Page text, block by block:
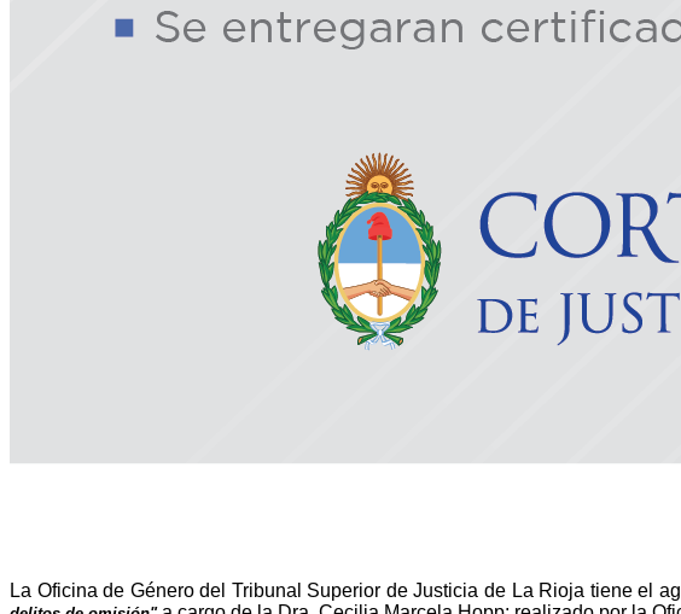
La Oficina de Género del Tribunal Superior de Justicia de La Rioja tiene el